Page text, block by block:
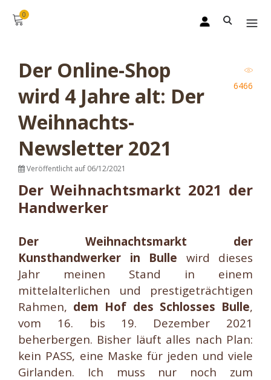
0
Der Online-Shop
wird 4 Jahre alt: Der
Weihnachts-
Newsletter 2021
Veröffentlicht auf 06/12/2021
6466
Der Weihnachtsmarkt 2021 der
Handwerker
Der Weihnachtsmarkt der
Kunsthandwerker in Bulle wird dieses
Jahr meinen Stand in einem
mittelalterlichen und prestigeträchtigen
Rahmen, dem Hof des Schlosses Bulle,
vom 16. bis 19. Dezember 2021
beherbergen. Bisher läuft alles nach Plan:
kein PASS, eine Maske für jeden und viele
Girlanden. Ich muss nur noch zum